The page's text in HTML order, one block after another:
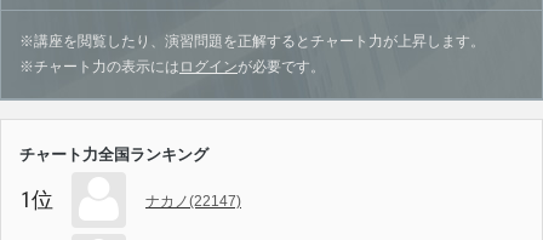
※講座を閲覧したり、演習問題を正解するとチャート力が上昇します。
※チャート力の表示には ログインが必要です。
チャート力全国ランキング
1位 ナカノ(22147)